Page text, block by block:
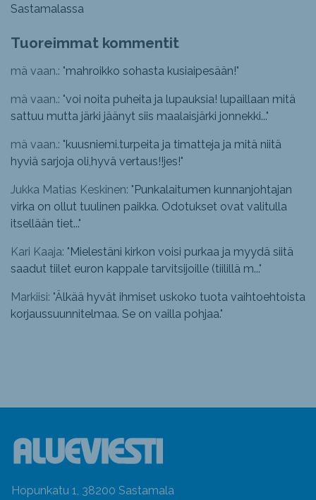
Sastamalassa
Tuoreimmat kommentit
mä vaan.: "mahroikko sohasta kusiaipesään!"
mä vaan.: "voi noita puheita ja lupauksia! lupaillaan mitä
sattuu mutta järki jäänyt siis maalaisjärki jonnekki..."
mä vaan.: "kuusniemi.turpeita ja timatteja ja mitä niitä
hyviä sarjoja oli,hyvä vertaus!!jes!"
Jukka Matias Keskinen: "Punkalaitumen kunnanjohtajan
virka on ollut tuulinen paikka. Odotukset ovat valitulla
itsellään tiet..."
Kari Kaaja: "Mielestäni kirkon voisi purkaa ja myydä siitä
saadut tiilet euron kappale tarvitsijoille (tiilillä m..."
Markiisi: "Älkää hyvät ihmiset uskoko tuota vaihtoehtoista
korjaussuunnitelmaa. Se on vailla pohjaa."
Hopunkatu 1, 38200 Sastamala